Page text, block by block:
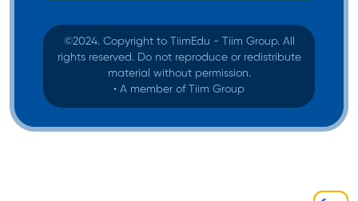
Trường hợp được miễn IELTS khi
©️2024. Copyright to TiimEdu - Tiim Group. All
rights reserved. Do not reproduce or redistribute
material without permission.
• A member of Tiim Group